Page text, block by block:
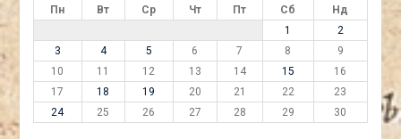
Пн Вт Ср Чт Пт Сб
Нд
1
2
3
4 5 6 7 8
9
10
11 12 13 14 15
16
17
18 19 20 21 22
23
24
25 26 27 28 29 30